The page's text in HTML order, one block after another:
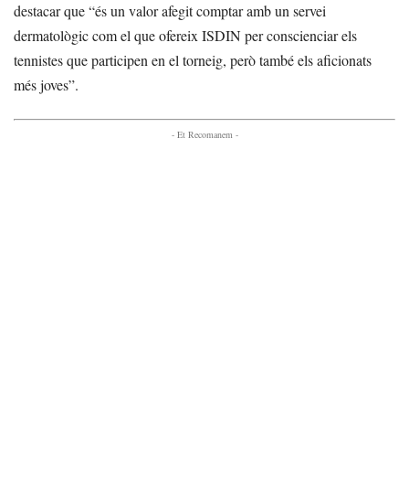
destacar que “és un valor afegit comptar amb un servei
dermatològic com el que ofereix ISDIN per conscienciar els
tennistes que participen en el torneig, però també els aficionats
més joves”.
- Et Recomanem -